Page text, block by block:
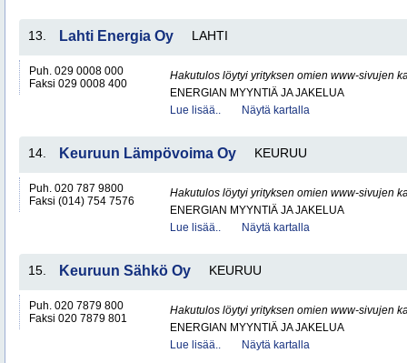
13. Lahti Energia Oy LAHTI
Puh. 029 0008 000
Faksi 029 0008 400
Hakutulos löytyi yrityksen omien www-sivujen
ENERGIAN MYYNTIÄ JA JAKELUA
Lue lisää..
Näytä kartalla
14. Keuruun Lämpövoima Oy KEURUU
Puh. 020 787 9800
Faksi (014) 754 7576
Hakutulos löytyi yrityksen omien www-sivujen
ENERGIAN MYYNTIÄ JA JAKELUA
Lue lisää..
Näytä kartalla
15. Keuruun Sähkö Oy KEURUU
Puh. 020 7879 800
Faksi 020 7879 801
Hakutulos löytyi yrityksen omien www-sivujen
ENERGIAN MYYNTIÄ JA JAKELUA
Lue lisää..
Näytä kartalla